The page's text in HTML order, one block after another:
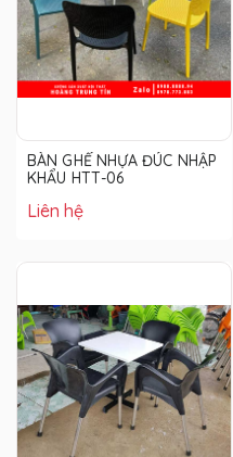
BÀN GHẾ NHỰA ĐÚC NHẬP
KHẨU HTT-06
Liên hệ